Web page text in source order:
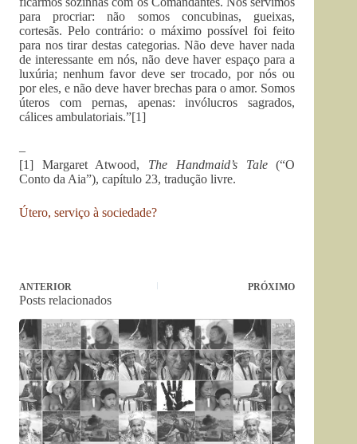
para procriar: não somos concubinas, gueixas,
cortesãs. Pelo contrário: o máximo possível foi feito
para nos tirar destas categorias. Não deve haver nada
de interessante em nós, não deve haver espaço para a
luxúria; nenhum favor deve ser trocado, por nós ou
por eles, e não deve haver brechas para o amor. Somos
úteros com pernas, apenas: invólucros sagrados,
cálices ambulatoriais.”[1]
–
[1] Margaret Atwood, The Handmaid’s Tale(“O
Conto da Aia”), capítulo 23, tradução livre.
Útero, serviço à sociedade?
ANTERIOR PRÓXIMO
Posts relacionados